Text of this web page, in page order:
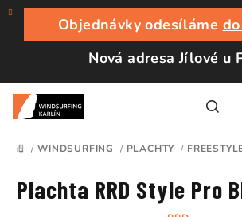
Přejít
obsah
Objednávky odesíláme
Nová adresa Jílové u
DOMŮ
/ WINDSURFING / PLACHTY /
Plachta RRD Style Pro